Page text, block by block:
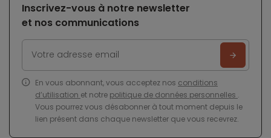
Inscrivez-vous à notre newsletter
et nos communications
En vous abonnant, vous acceptez nos conditions
d’utilisation et notre politique de données personnelles .
Vous pourrez vous désabonner à tout moment depuis le
lien présent dans chaque newsletter que vous recevrez.